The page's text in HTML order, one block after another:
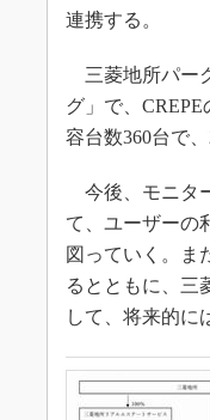
連携する。
三菱地所パー
グ」で、
容台数360台で
今後、モニタ
て、ユーザーの
図っていく。ま
るとともに、三
して、将来的に